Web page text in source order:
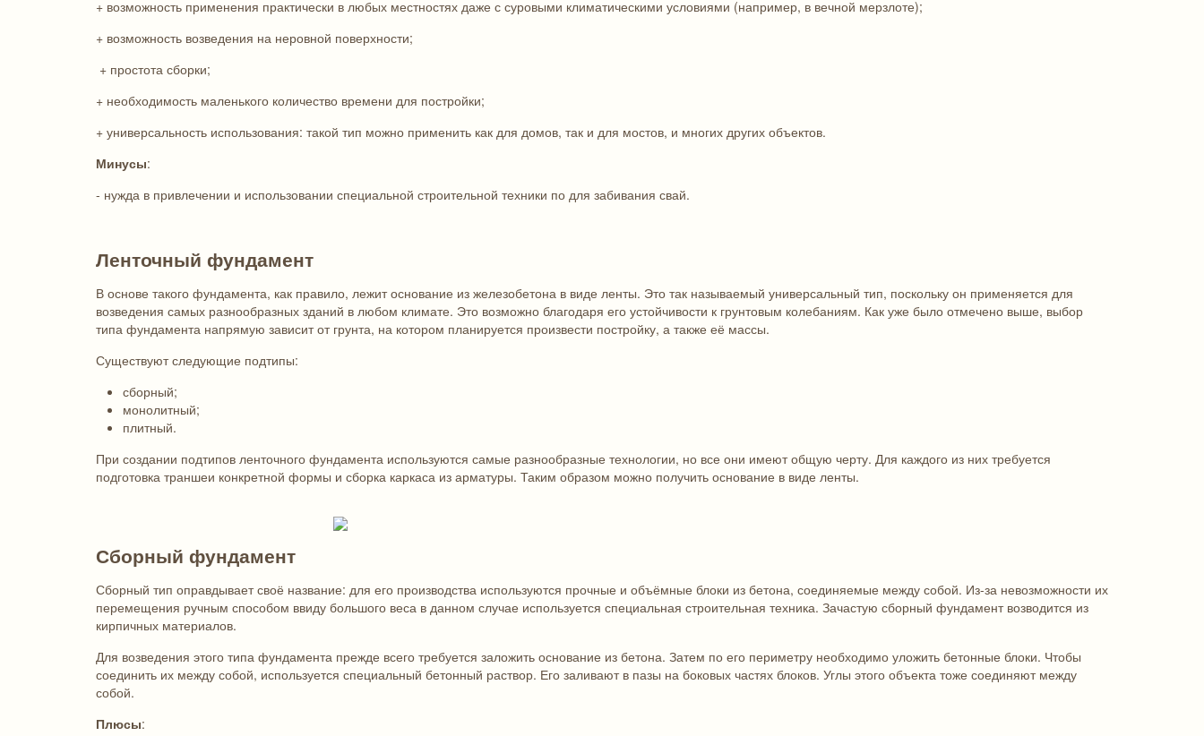
+ возможность применения практически в любых местностях даже с суровыми климатическими условиями (например, в вечной мерзлоте);
+ возможность возведения на неровной поверхности;
+ простота сборки;
+ необходимость маленького количество времени для постройки;
+ универсальность использования: такой тип можно применить как для домов, так и для мостов, и многих других объектов.
Минусы:
- нужда в привлечении и использовании специальной строительной техники по для забивания свай.
Ленточный фундамент
В основе такого фундамента, как правило, лежит основание из железобетона в виде ленты. Это так называемый универсальный тип, поскольку он применяется для
возведения самых разнообразных зданий в любом климате. Это возможно благодаря его устойчивости к грунтовым колебаниям. Как уже было отмечено выше, выбор
типа фундамента напрямую зависит от грунта, на котором планируется произвести постройку, а также её массы.
Существуют следующие подтипы:
сборный;
монолитный;
плитный.
При создании подтипов ленточного фундамента используются самые разнообразные технологии, но все они имеют общую черту. Для каждого из них требуется
подготовка траншеи конкретной формы и сборка каркаса из арматуры. Таким образом можно получить основание в виде ленты.
Сборный фундамент
Сборный тип оправдывает своё название: для его производства используются прочные и объёмные блоки из бетона, соединяемые между собой. Из-за невозможности их
перемещения ручным способом ввиду большого веса в данном случае используется специальная строительная техника. Зачастую сборный фундамент возводится из
кирпичных материалов.
Для возведения этого типа фундамента прежде всего требуется заложить основание из бетона. Затем по его периметру необходимо уложить бетонные блоки. Чтобы
соединить их между собой, используется специальный бетонный раствор. Его заливают в пазы на боковых частях блоков. Углы этого объекта тоже соединяют между
собой.
Плюсы: